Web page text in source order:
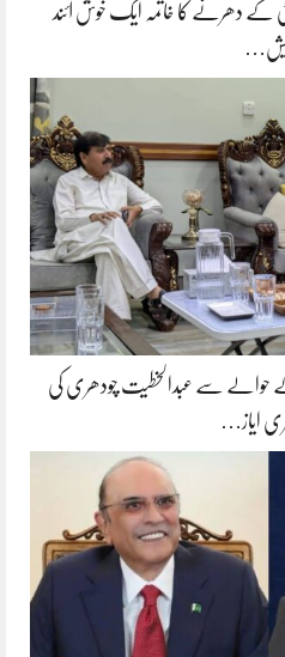
کے دھرنے کا خاتمہ ایک خوش آئند
کے حوالے سے عبدالخطیت چودھری کی
ایاز…